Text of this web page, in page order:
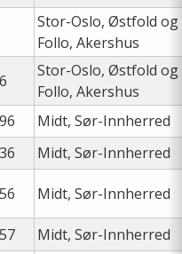
Stor-Oslo, Østfold og
Follo, Akershus
Stor-Oslo, Østfold og
Follo, Akershus
Midt, Sør-Innherred
Midt, Sør-Innherred
Midt, Sør-Innherred
Midt, Sør-Innherred